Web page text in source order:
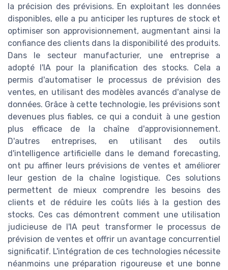
la précision des prévisions. En exploitant les données
disponibles, elle a pu anticiper les ruptures de stock et
optimiser son approvisionnement, augmentant ainsi la
confiance des clients dans la disponibilité des produits.
Dans le secteur manufacturier, une entreprise a
adopté l'IA pour la planification des stocks. Cela a
permis d'automatiser le processus de prévision des
ventes, en utilisant des modèles avancés d'analyse de
données. Grâce à cette technologie, les prévisions sont
devenues plus fiables, ce qui a conduit à une gestion
plus efficace de la chaîne d'approvisionnement.
D'autres entreprises, en utilisant des outils
d'intelligence artificielle dans le demand forecasting,
ont pu affiner leurs prévisions de ventes et améliorer
leur gestion de la chaîne logistique. Ces solutions
permettent de mieux comprendre les besoins des
clients et de réduire les coûts liés à la gestion des
stocks. Ces cas démontrent comment une utilisation
judicieuse de l'IA peut transformer le processus de
prévision de ventes et offrir un avantage concurrentiel
significatif. L'intégration de ces technologies nécessite
néanmoins une préparation rigoureuse et une bonne